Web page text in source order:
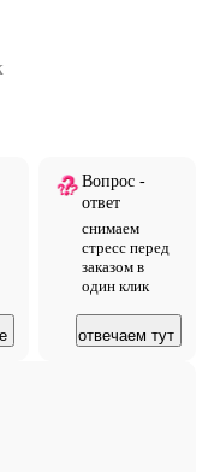
Вопрос -
ответ
снимаем
стресс перед
заказом в
один клик
отвечаем тут